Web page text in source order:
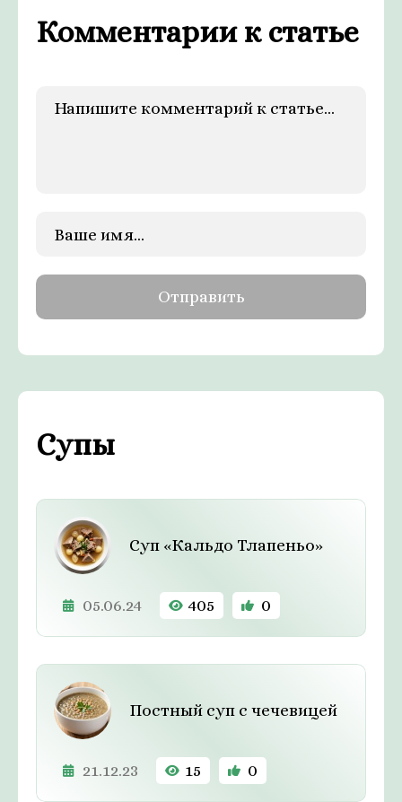
Комментарии к статье
Супы
Суп «Кальдо Тлапеньо»
05.06.24 405 0
Постный суп с чечевицей
21.12.23 15 0